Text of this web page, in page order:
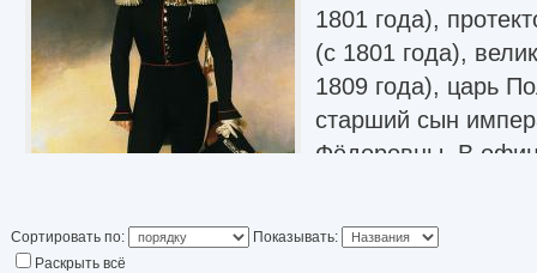
1801 года),
(с 1801 года),
1809 года), царь
старший сын
Фёдоровны. В
именовался
правления
Сортировать по:
Показывать:
Раскрыть всё